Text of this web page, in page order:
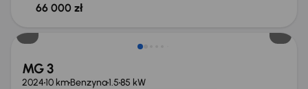
66 000 zł
Od nowego taniej o 8 965 zł
MG 3
202410 kmBenzyna1.585 kW